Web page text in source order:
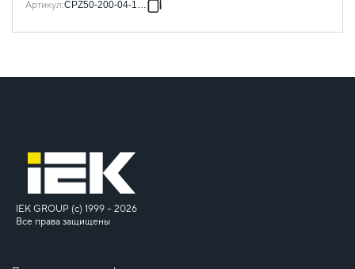
Артикул:CPZ50-200-04-1-06
IEK GROUP (c) 1999 – 2026
Все права защищены